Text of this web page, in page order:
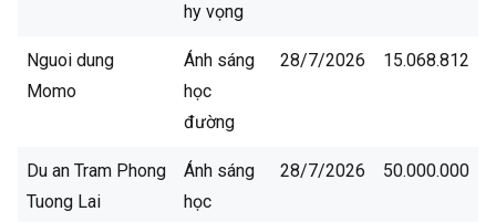
hy vọng
Nguoi dung
Momo
Ánh sáng
học
đường
28/7/2026 15.068.812
Du an Tram Phong
Tuong Lai
Ánh sáng
học
28/7/2026 50.000.000